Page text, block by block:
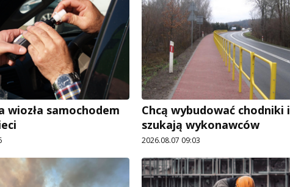
wiozła samochodem
Chcą wybudować chodniki i
szukają wykonawców
2026.08.07 09:03